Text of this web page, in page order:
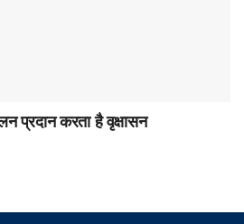
प्रदान करता है वृक्षासन